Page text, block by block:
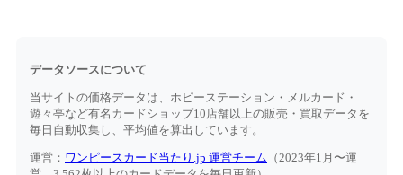
データソースについて
当サイトの価格データは、ホビーステーション・メルカード・
遊々亭など有名カードショップ10店舗以上の販売・買取データを
毎日自動収集し、平均値を算出しています。
運営： ワンピースカード当たり.jp 運営チーム （2023年1月〜運